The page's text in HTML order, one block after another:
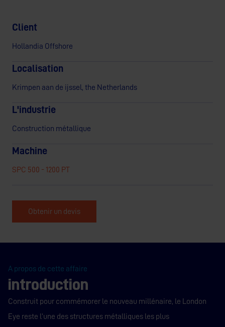
Client
Hollandia Offshore
Localisation
Krimpen aan de ijssel, the Netherlands
L'industrie
Construction métallique
Machine
SPC 500 - 1200 PT
Obtenir un devis
A propos de cette affaire
introduction
Construit pour commémorer le nouveau millénaire, le London
Eye reste l’une des structures métalliques les plus